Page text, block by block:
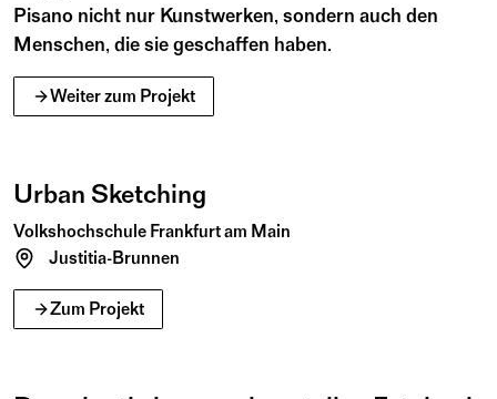
Pisano nicht nur Kunstwerken, sondern auch den
Menschen, die sie geschaffen haben.
Weiter zum Projekt
Juni2026
13Sa
Urban Sketching
Volkshochschule Frankfurt am Main
Justitia-Brunnen
Zum Projekt
Juli August2026
09Do